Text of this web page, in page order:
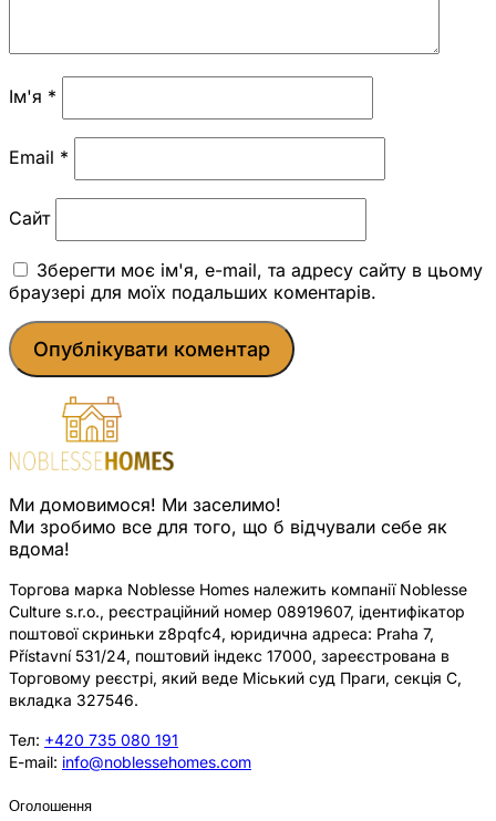
Ім'я *
Email *
Сайт
Зберегти моє ім'я, e-mail, та адресу сайту в цьому
браузері для моїх подальших коментарів.
Ми домовимося! Ми заселимо!
Ми зробимо все для того, що б відчували себе як
вдома!
Торгова марка Noblesse Homes належить компанії Noblesse
Culture s.r.o., реєстраційний номер 08919607, ідентифікатор
поштової скриньки z8pqfc4, юридична адреса: Praha 7,
Přístavní 531/24, поштовий індекс 17000, зареєстрована в
Торговому реєстрі, який веде Міський суд Праги, секція C,
вкладка 327546.
Тел: +420 735 080 191
E-mail: info@noblessehomes.com
Оголошення